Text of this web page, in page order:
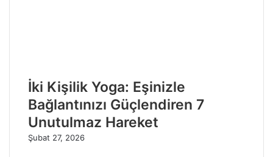
İki Kişilik Yoga: Eşinizle
Bağlantınızı Güçlendiren 7
Unutulmaz Hareket
Şubat 27, 2026